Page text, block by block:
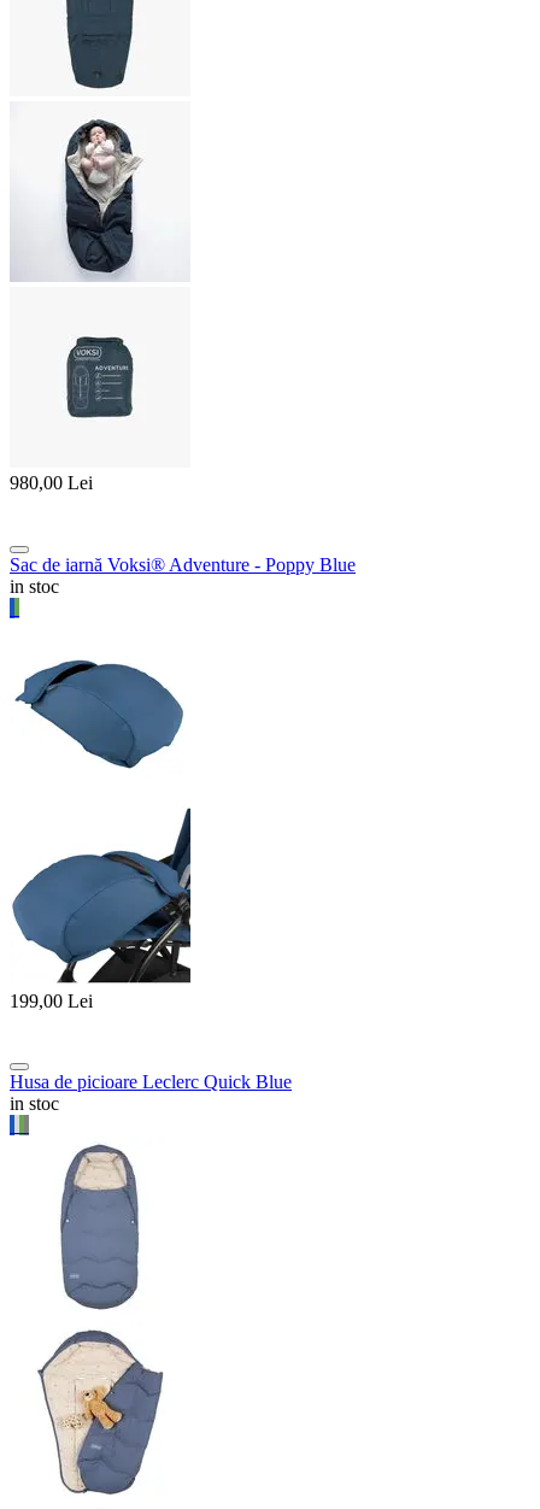
980,00 Lei
Sac de iarnă Voksi® Adventure - Poppy Blue
in stoc
199,00 Lei
Husa de picioare Leclerc Quick Blue
in stoc